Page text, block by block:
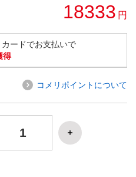
18333 円
ードでお支払いで
得
コメリポイントについて